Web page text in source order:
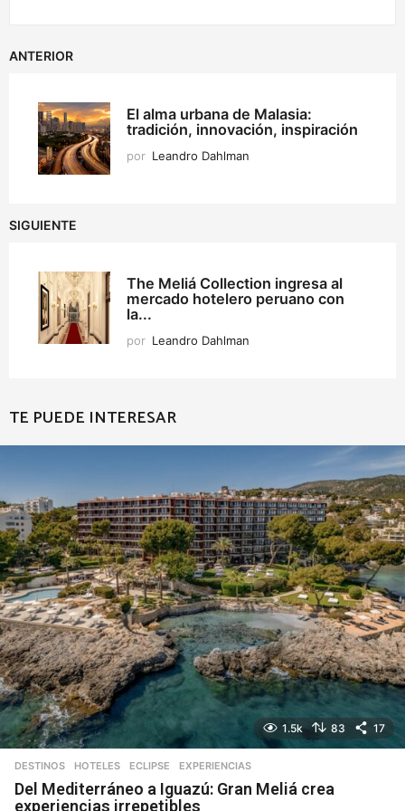
ANTERIOR
El alma urbana de Malasia:
tradición, innovación, inspiración
por Leandro Dahlman
SIGUIENTE
The Meliá Collection ingresa al
mercado hotelero peruano con
la...
por Leandro Dahlman
TE PUEDE INTERESAR
1.5k 83 17
DESTINOS ,HOTELES ECLIPSE ,EXPERIENCIAS
Del Mediterráneo a Iguazú: Gran Meliá crea
experiencias irrepetibles